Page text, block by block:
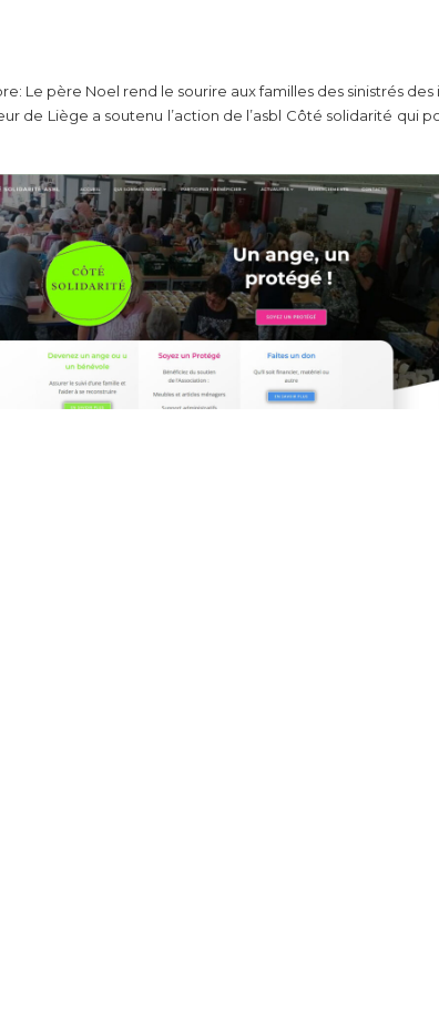
Le père Noel rend le sourire aux familles des sinistrés
de Liège a soutenu l’action de l’asbl Côté solidarité qui